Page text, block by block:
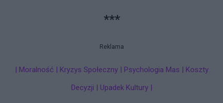
***
Reklama
| Moralność | Kryzys Społeczny | Psychologia Mas | Koszty
Decyzji | Upadek Kultury |